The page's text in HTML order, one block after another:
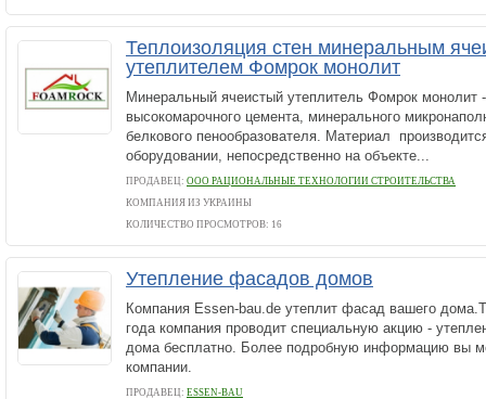
Теплоизоляция стен минеральным
утеплителем Фомрок монолит
Минеральный ячеистый утеплитель Фомрок монолит
высокомарочного цемента, минерального
белкового пенообразователя. Материал
оборудовании, непосредственно на объекте...
ПРОДАВЕЦ: ООО РАЦИОНАЛЬНЫЕ ТЕХНОЛОГИИ СТРОИТЕЛЬСТВА
КОМПАНИЯ ИЗ УКРАИНЫ
КОЛИЧЕСТВО ПРОСМОТРОВ: 16
Утепление фасадов домов
Компания Essen-bau.de утеплит фасад вашего
года компания проводит специальную акцию -
дома бесплатно. Более подробную информацию вы
компании.
ПРОДАВЕЦ: ESSEN-BAU